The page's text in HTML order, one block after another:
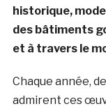
historique,
des bâtiments
et à travers le
Chaque année,
admirent ces